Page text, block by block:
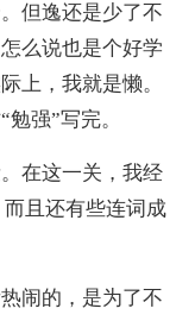
但逸还是少了不
么说也是个好学
上，我就是懒。
强”写完。
在这一关，我经
且还有些连词成
闹的，是为了不